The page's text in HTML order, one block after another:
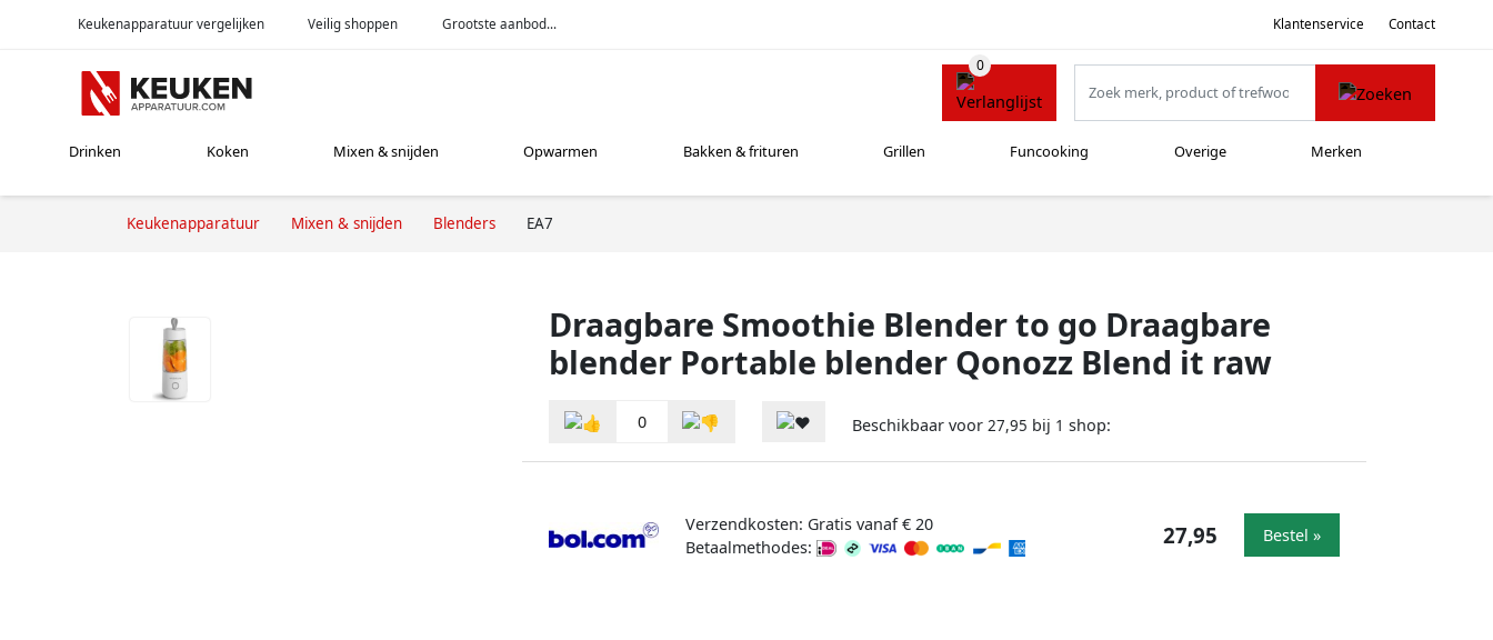
Keukenapparatuur vergelijken Veilig shoppen Grootste aanbod... Klantenservice Contact
Drinken Koken Mixen & snijden Opwarmen Bakken & frituren Grillen Funcooking Overige Merken
Keukenapparatuur Mixen & snijden Blenders EA7
Draagbare Smoothie Blender to go Draagbare
blender Portable blender Qonozz Blend it raw
0 Beschikbaar voor 27,95 bij 1 shop:
Verzendkosten: Gratis vanaf € 20
Betaalmethodes:
27,95 Bestel »